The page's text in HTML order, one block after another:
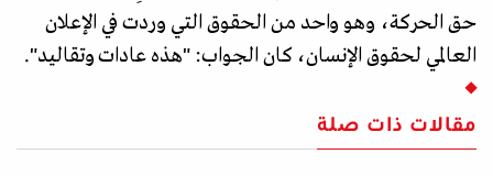
حق الحركة، وهو واحد من الحقوق التي وردت في الإعلان
العالمي لحقوق الإنسان، كان الجواب: "هذه عادات وتقاليد".
مقالات ذات صلة